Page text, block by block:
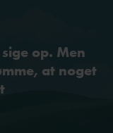
op. Men
at noget